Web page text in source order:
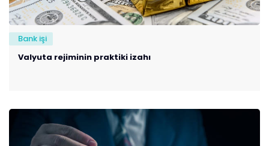
Bank işi
Valyuta rejiminin praktiki izahı